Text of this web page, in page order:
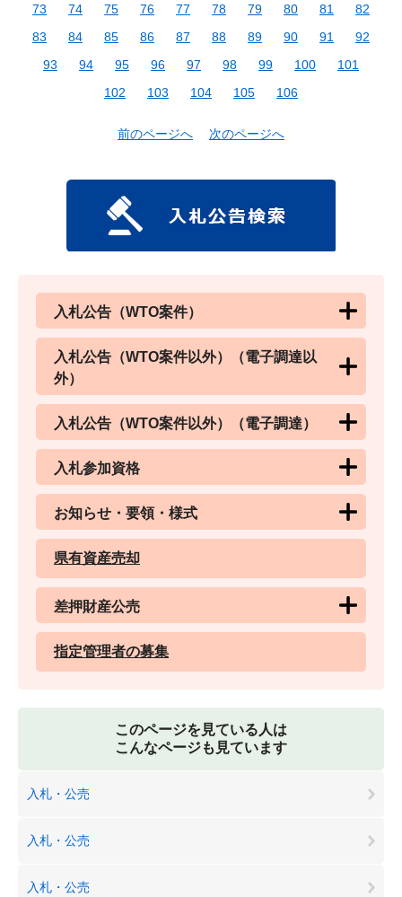
73
74 75 76 77 78 79 80 81
82
83
84 85 86 87 88 89 90 91
92
93
94 95 96 97 98 99 100
101
102
103 104 105 106
前のページへ 次のページへ
入札公告（WTO案件）
入札公告（WTO案件以外）（電子調達以
外）
入札公告（WTO案件以外）（電子調達）
入札参加資格
お知らせ・要領・様式
県有資産売却
差押財産公売
指定管理者の募集
このページを見ている人は
こんなページも見ています
入札・公売
入札・公売
入札・公売